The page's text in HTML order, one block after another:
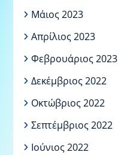
Μάιος 2023
Απρίλιος 2023
Φεβρουάριος 2023
Δεκέμβριος 2022
Οκτώβριος 2022
Σεπτέμβριος 2022
Ιούνιος 2022